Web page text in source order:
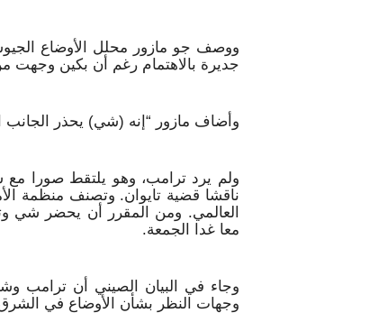
ووصف جو مازور محلل الأوضاع
جديرة بالاهتمام رغم أن بكين وجهت
وأضاف مازور “إنه (شي) يحذر الجانب
ولم يرد ترامب، وهو يلتقط صورا
ناقشا قضية تايوان. وتصنف منظمة
العالمي. ومن المقرر أن يحضر شي
معا غدا الجمعة.
وجاء في البيان الصيني أن ترامب
وجهات النظر بشأن الأوضاع في الشرق